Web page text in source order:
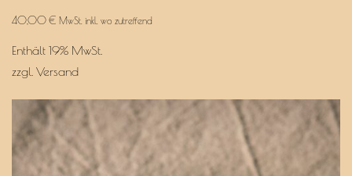
40,00 € MwSt. inkl. wo zutreffend
Enthält 19% MwSt.
zzgl. Versand